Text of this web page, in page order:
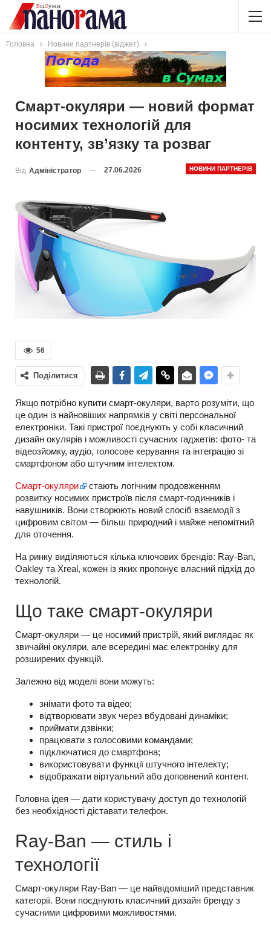
Головна Новини партнерів (віджет)
Смарт-окуляри — новий формат
носимих технологій для
контенту, зв’язку та розваг
НОВИНИ ПАРТНЕРІВ
Від Адміністратор 27.06.2026
56
Поділитися
Якщо потрібно купити смарт-окуляри, варто розуміти, що
це один із найновіших напрямків у світі персональної
електроніки. Такі пристрої поєднують у собі класичний
дизайн окулярів і можливості сучасних гаджетів: фото- та
відеозйомку, аудіо, голосове керування та інтеграцію зі
смартфоном або штучним інтелектом.
Смарт-окуляри
стають логічним продовженням
розвитку носимих пристроїв після смарт-годинників і
навушників. Вони створюють новий спосіб взаємодії з
цифровим світом — більш природний і майже непомітний
для оточення.
На ринку виділяються кілька ключових брендів: Ray-Ban,
Oakley та Xreal, кожен із яких пропонує власний підхід до
технологій.
Що таке смарт-окуляри
Смарт-окуляри — це носимий пристрій, який виглядає як
звичайні окуляри, але всередині має електроніку для
розширених функцій.
Залежно від моделі вони можуть:
знімати фото та відео;
відтворювати звук через вбудовані динаміки;
приймати дзвінки;
працювати з голосовими командами;
підключатися до смартфона;
використовувати функції штучного інтелекту;
відображати віртуальний або доповнений контент.
Головна ідея — дати користувачу доступ до технологій
без необхідності діставати телефон.
Ray-Ban — стиль і
технології
Смарт-окуляри Ray-Ban — це найвідоміший представник
категорії. Вони поєднують класичний дизайн бренду з
сучасними цифровими можливостями.